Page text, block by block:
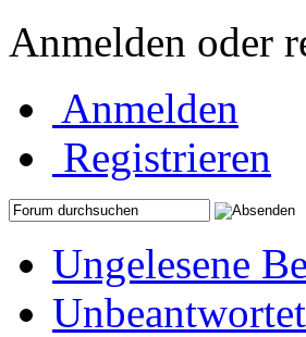
Anmelden oder
Anmelden
Registrieren
Ungelesene